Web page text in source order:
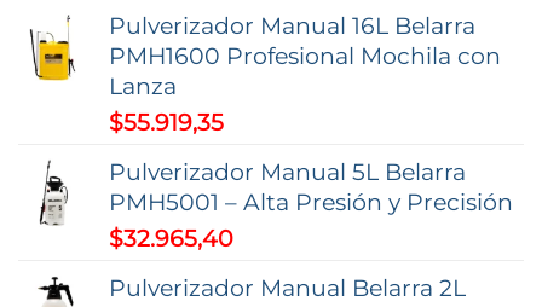
página
de
producto
Pulverizador Manual 16L Belarra
PMH1600 Profesional Mochila con
Lanza
$55.919,35
Pulverizador Manual 5L Belarra
PMH5001 – Alta Presión y Precisión
$32.965,40
Pulverizador Manual Belarra 2L